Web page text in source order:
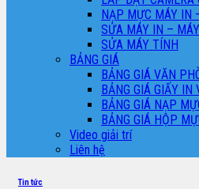
NẠP MỰC MÁY IN
SỬA MÁY IN –
SỬA MÁY TÍNH
BẢNG GIÁ
BẢNG GIÁ VĂN
BẢNG GIÁ GIẤY IN
BẢNG GIÁ NẠP
BẢNG GIÁ HỘP
Video giải trí
Liên hệ
Tin tức